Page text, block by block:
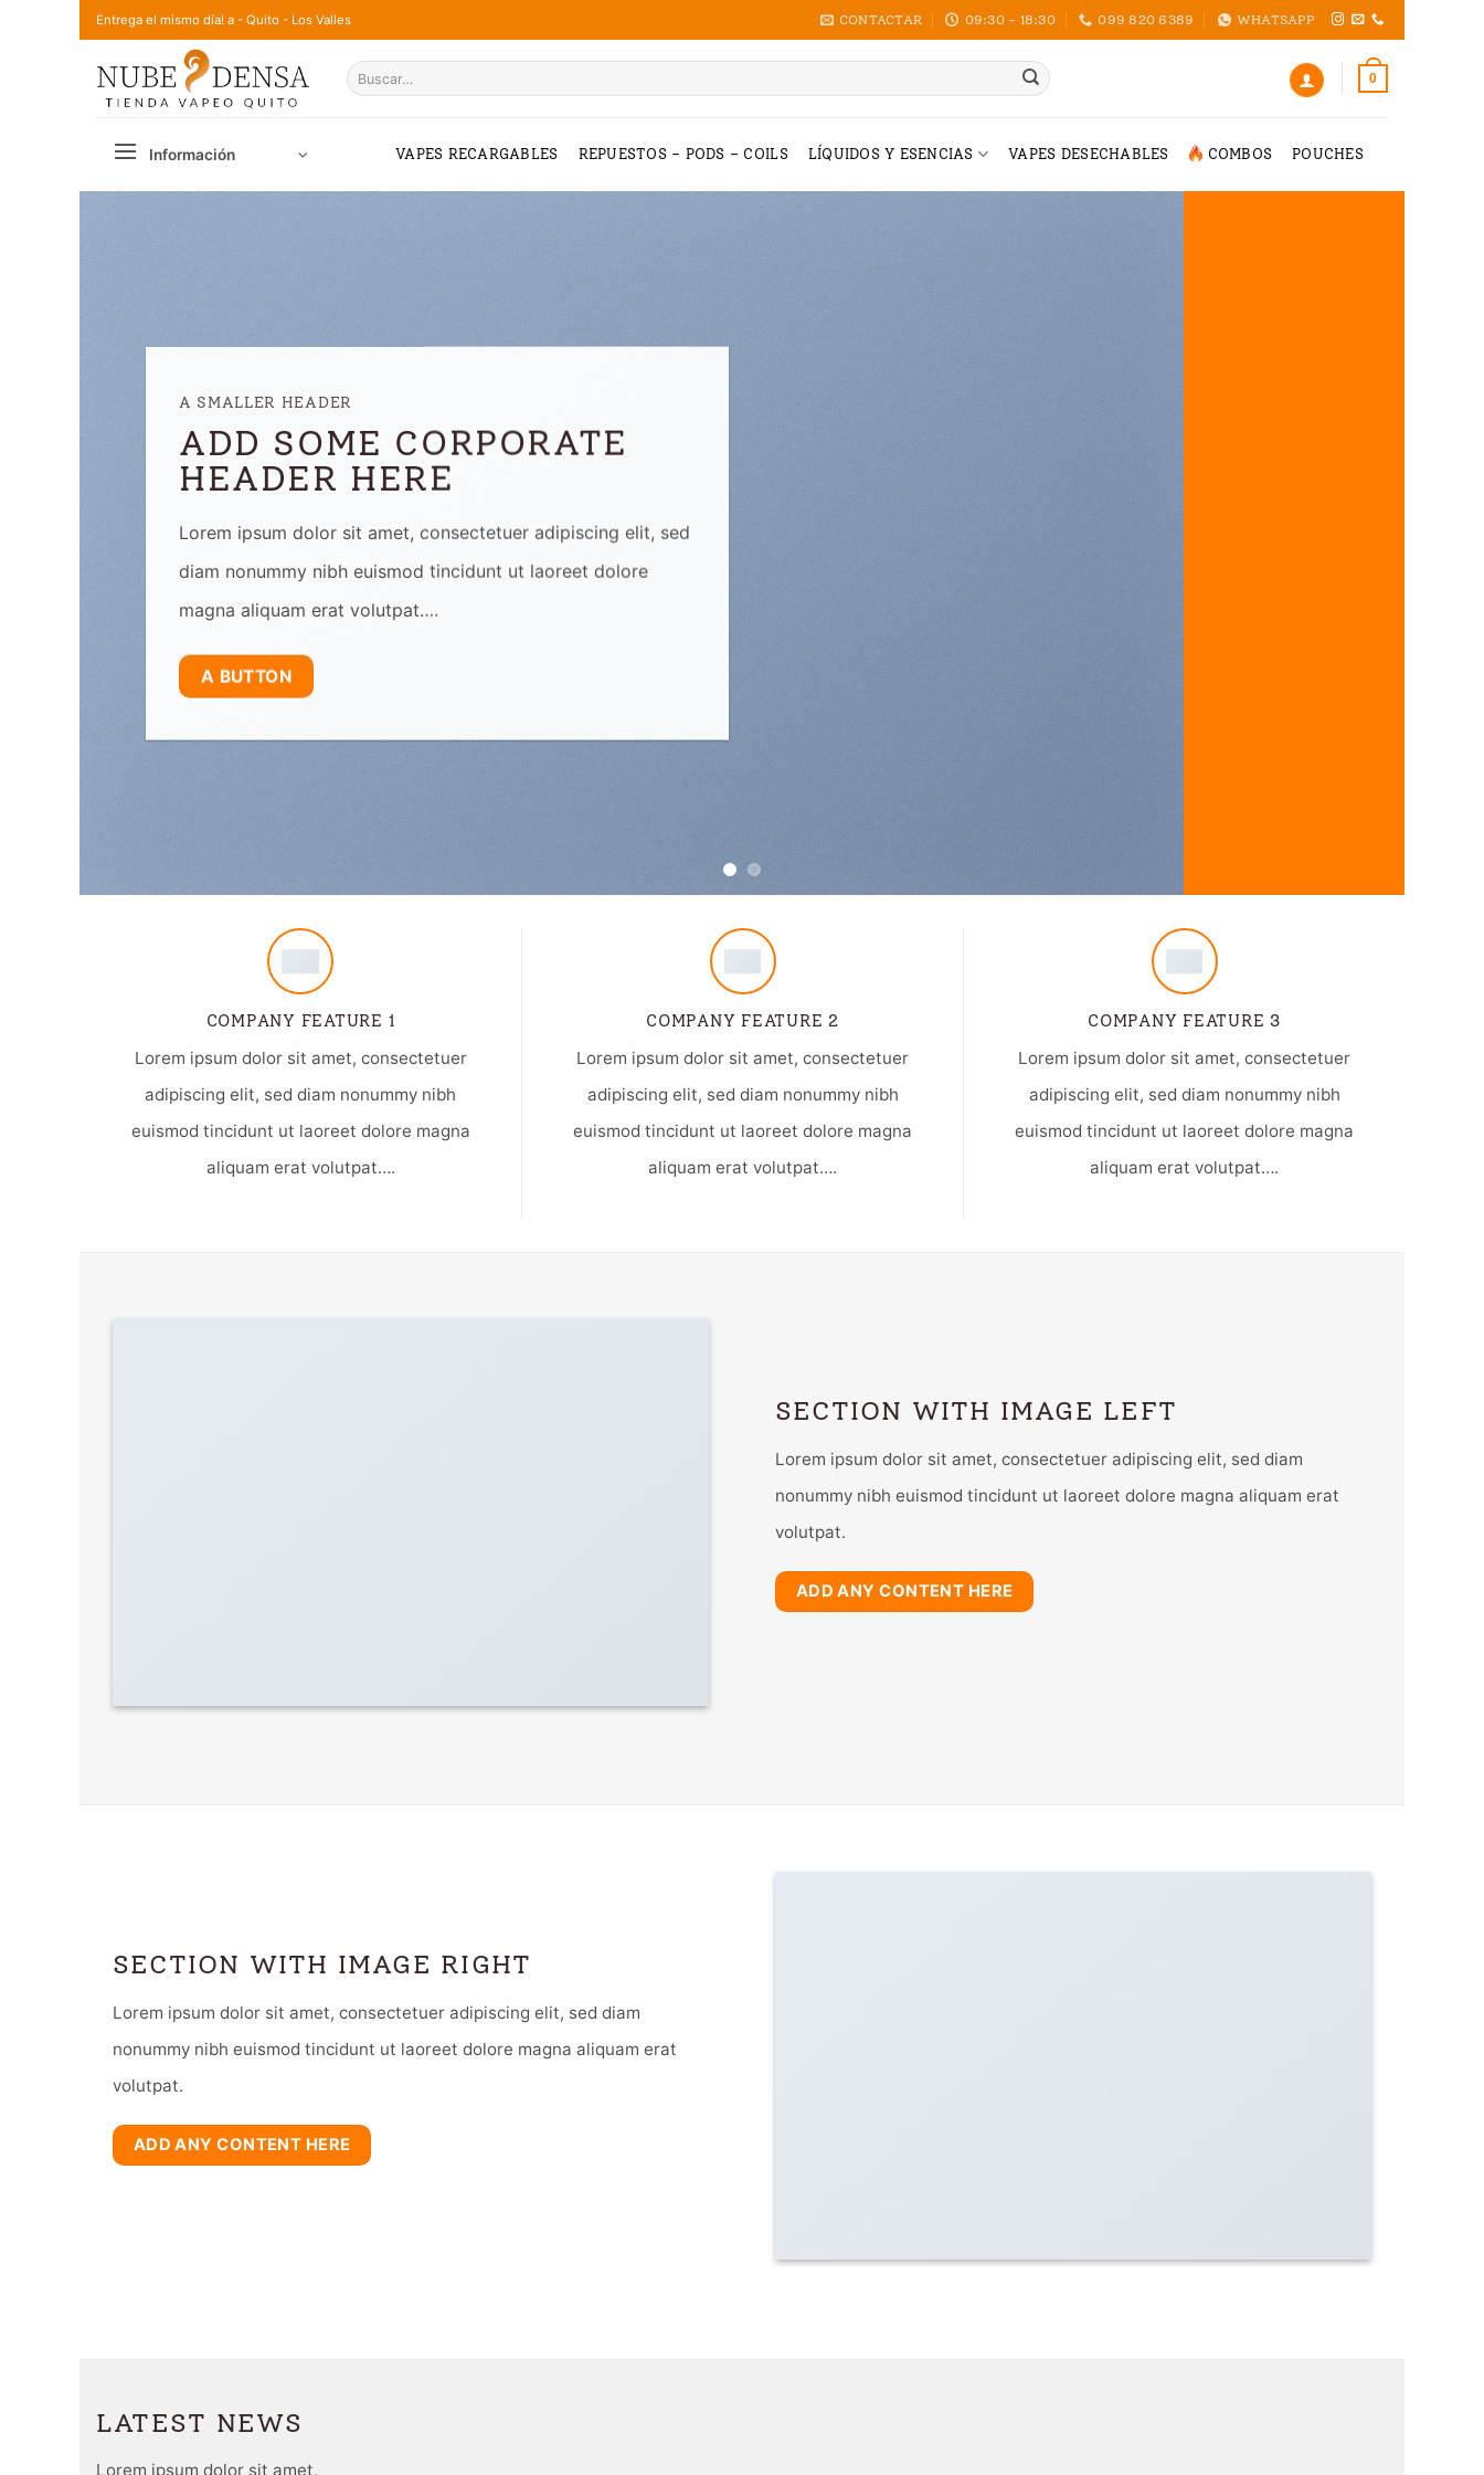
Saltar
contenido
Entrega el mismo día! a - Quito - Los Valles CONTACTAR 09:30 - 18:30 099 820 6389 WHATSAPP
Buscar
por:
0
Información VAPES RECARGABLES REPUESTOS – PODS – COILS LÍQUIDOS Y ESENCIAS VAPES DESECHABLES COMBOS POUCHES
A SMALLER HEADER
ADD SOME CORPORATE
HEADER HERE
Lorem ipsum dolor sit amet, consectetuer adipiscing elit, sed
diam nonummy nibh euismod tincidunt ut laoreet dolore
magna aliquam erat volutpat….
A BUTTON
COMPANY FEATURE 1
Lorem ipsum dolor sit amet, consectetuer
adipiscing elit, sed diam nonummy nibh
euismod tincidunt ut laoreet dolore magna
aliquam erat volutpat….
COMPANY FEATURE 2
Lorem ipsum dolor sit amet, consectetuer
adipiscing elit, sed diam nonummy nibh
euismod tincidunt ut laoreet dolore magna
aliquam erat volutpat….
COMPANY FEATURE 3
Lorem ipsum dolor sit amet, consectetuer
adipiscing elit, sed diam nonummy nibh
euismod tincidunt ut laoreet dolore magna
aliquam erat volutpat….
SECTION WITH IMAGE LEFT
Lorem ipsum dolor sit amet, consectetuer adipiscing elit, sed diam
nonummy nibh euismod tincidunt ut laoreet dolore magna aliquam erat
volutpat.
ADD ANY CONTENT HERE
SECTION WITH IMAGE RIGHT
Lorem ipsum dolor sit amet, consectetuer adipiscing elit, sed diam
nonummy nibh euismod tincidunt ut laoreet dolore magna aliquam erat
volutpat.
ADD ANY CONTENT HERE
LATEST NEWS
Lorem ipsum dolor sit amet,